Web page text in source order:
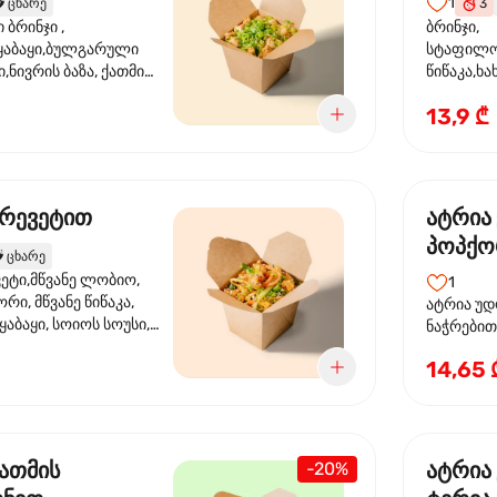
ცხარე
,
ბაზა, ქათმის
ხახვი,სეზამის
3
ბრინჯი,
სოუსი,
13,9 ₾
ცხარე
ლობიო,
მწვანე წიწაკა,
სოიოს სოუსი,
სოუსი, მწვანე ხახვი,
ატრია
სოსუით
1
ატრია
ნაჭრებით,
ნიორი)
14,65
-20%